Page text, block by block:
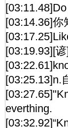
[03:14.36]你
[03:19.93][谚
[03:25.13]n.
everthing.